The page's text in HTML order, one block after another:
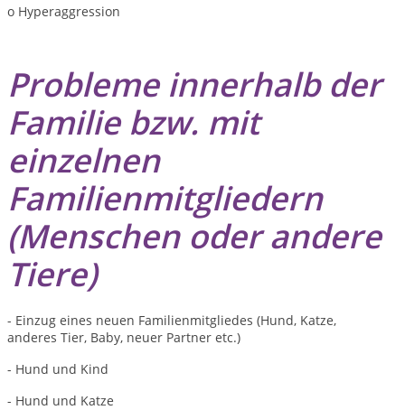
o Hyperaggression
Probleme innerhalb der
Familie bzw. mit
einzelnen
Familienmitgliedern
(Menschen oder andere
Tiere)
- Einzug eines neuen Familienmitgliedes (Hund, Katze,
anderes Tier, Baby, neuer Partner etc.)
- Hund und Kind
- Hund und Katze